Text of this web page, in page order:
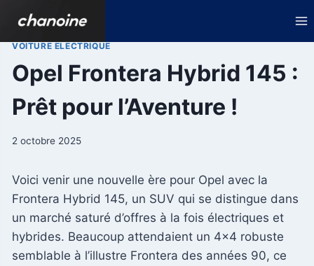
contenu
VOITURE ELECTRIQUE
Opel Frontera Hybrid 145 :
Prêt pour l’Aventure !
2 octobre 2025
Voici venir une nouvelle ère pour Opel avec la
Frontera Hybrid 145, un SUV qui se distingue dans
un marché saturé d’offres à la fois électriques et
hybrides. Beaucoup attendaient un 4×4 robuste
semblable à l’illustre Frontera des années 90, ce